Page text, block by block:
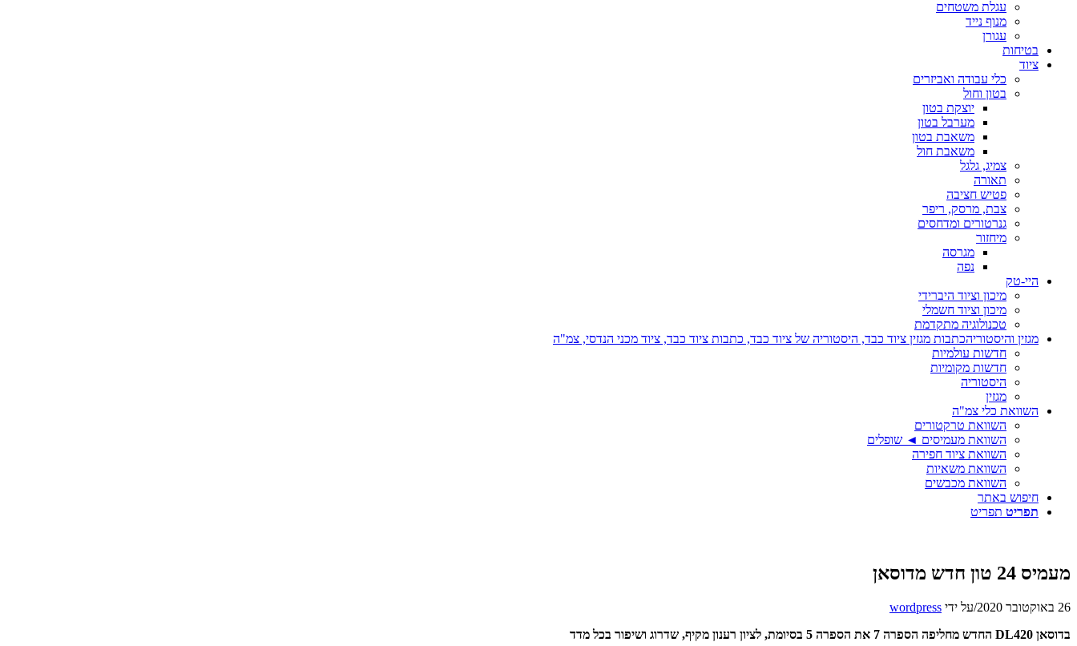
עגלת משטחים
מנוף נייד
עגורן
בטיחות
ציוד
כלי עבודה ואביזרים
בטון וחול
יוצקת בטון
מערבל בטון
משאבת בטון
משאבת חול
צמיג, גלגל
תאורה
פטיש חציבה
צבת, מרסק, ריפר
גנרטורים ומדחסים
מיחזור
מגרסה
נפה
היי-טק
מיכון וציוד היברידי
מיכון וציוד חשמלי
טכנולוגיה מתקדמת
מגזין והיסטוריהכתבות מגזין ציוד כבד, היסטוריה של ציוד כבד, כתבות ציוד כבד, ציוד מכני הנדסי, צמ"ה
חדשות עולמיות
חדשות מקומיות
היסטוריה
מגזין
השוואת כלי צמ"ה
השוואת טרקטורים
השוואת מעמיסים ◄ שופלים
השוואת ציוד חפירה
השוואת משאיות
השוואת מכבשים
חיפוש באתר
תפריט תפריט
מעמיס 24 טון חדש מדוסאן
26 באוקטובר 2020 /על ידי wordpress
בדוסאן DL420 החדש מחליפה הספרה 7 את הספרה 5 בסיומת, לציון רענון מקיף, שדרוג ושיפור בכל מדד